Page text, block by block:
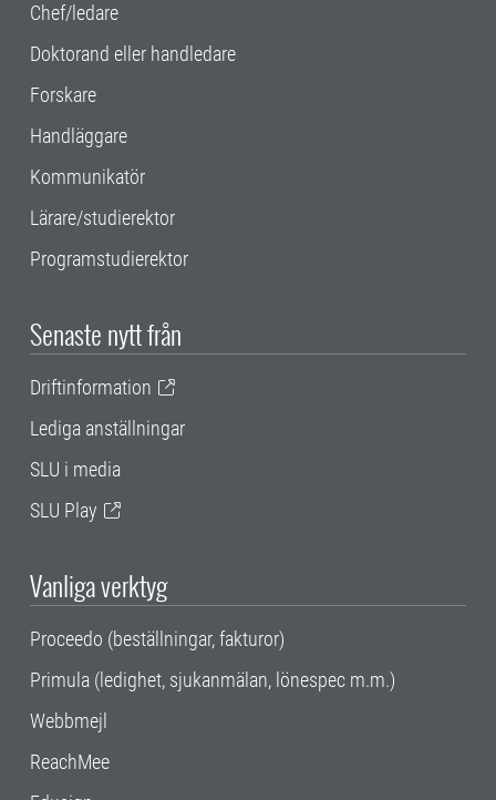
Chef/ledare
Doktorand eller handledare
Forskare
Handläggare
Kommunikatör
Lärare/studierektor
Programstudierektor
Senaste nytt från
Driftinformation
Lediga anställningar
SLU i media
SLU Play
Vanliga verktyg
Proceedo (beställningar, fakturor)
Primula (ledighet, sjukanmälan, lönespec m.m.)
Webbmejl
ReachMee